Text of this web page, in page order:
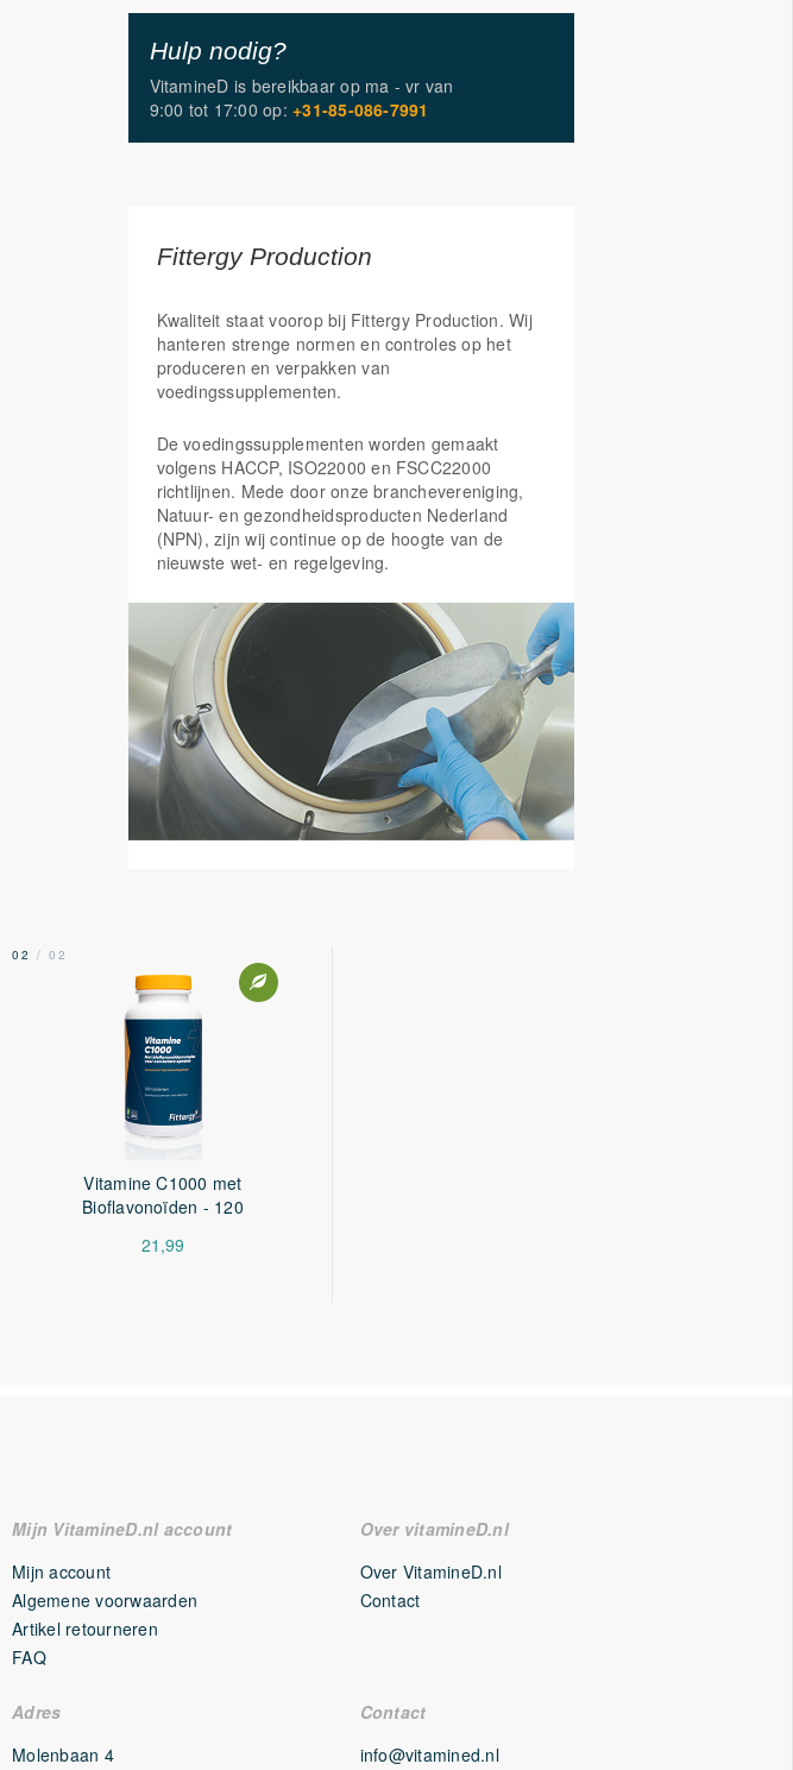
immuunsysteem*
Knoflook is belangrijk voor bloedvaten*
toelating.
Hulp nodig?
VitamineD is bereikbaar op ma - vr van
9:00 tot 17:00 op:+31-85-086-7991
Fittergy Production
Kwaliteit staat voorop bij Fittergy Production. Wij
hanteren strenge normen en controles op het
produceren en verpakken van
voedingssupplementen.
De voedingssupplementen worden gemaakt
volgens HACCP, ISO22000 en FSCC22000
richtlijnen. Mede door onze branchevereniging,
Natuur- en gezondheidsproducten Nederland
(NPN), zijn wij continue op de hoogte van de
nieuwste wet- en regelgeving.
02 / 02
Vitamine C1000 met
Bioflavonoïden - 120
21,99
Mijn VitamineD.nl account
Mijn account
Algemene voorwaarden
Artikel retourneren
FAQ
Over vitamineD.nl
Over VitamineD.nl
Contact
Adres
Molenbaan 4
Contact
info@vitamined.nl